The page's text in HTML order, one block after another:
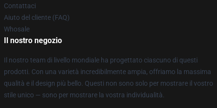
Contattaci
Aiuto del cliente (FAQ)
Whosale
Il nostro negozio
Il nostro team di livello mondiale ha progettato ciascuno di questi
prodotti. Con una varietà incredibilmente ampia, offriamo la massima
qualità e il design più bello. Questi non sono solo per mostrare il vostro
stile unico — sono per mostrare la vostra individualità.